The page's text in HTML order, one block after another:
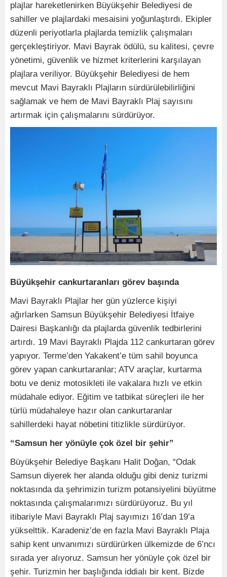
plajlar hareketlenirken Büyükşehir Belediyesi de
sahiller ve plajlardaki mesaisini yoğunlaştırdı. Ekipler
düzenli periyotlarla plajlarda temizlik çalışmaları
gerçekleştiriyor. Mavi Bayrak ödülü, su kalitesi, çevre
yönetimi, güvenlik ve hizmet kriterlerini karşılayan
plajlara veriliyor. Büyükşehir Belediyesi de hem
mevcut Mavi Bayraklı Plajların sürdürülebilirliğini
sağlamak ve hem de Mavi Bayraklı Plaj sayısını
artırmak için çalışmalarını sürdürüyor.
Büyükşehir cankurtaranları görev başında
Mavi Bayraklı Plajlar her gün yüzlerce kişiyi
ağırlarken Samsun Büyükşehir Belediyesi İtfaiye
Dairesi Başkanlığı da plajlarda güvenlik tedbirlerini
artırdı. 19 Mavi Bayraklı Plajda 112 cankurtaran görev
yapıyor. Terme’den Yakakent’e tüm sahil boyunca
görev yapan cankurtaranlar; ATV araçlar, kurtarma
botu ve deniz motosikleti ile vakalara hızlı ve etkin
müdahale ediyor. Eğitim ve tatbikat süreçleri ile her
türlü müdahaleye hazır olan cankurtaranlar
sahillerdeki hayat nöbetini titizlikle sürdürüyor.
“Samsun her yönüyle çok özel bir şehir”
Büyükşehir Belediye Başkanı Halit Doğan, “Odak
Samsun diyerek her alanda olduğu gibi deniz turizmi
noktasında da şehrimizin turizm potansiyelini büyütme
noktasında çalışmalarımızı sürdürüyoruz. Bu yıl
itibariyle Mavi Bayraklı Plaj sayımızı 16’dan 19’a
yükselttik. Karadeniz’de en fazla Mavi Bayraklı Plaja
sahip kent unvanımızı sürdürürken ülkemizde de 6’ncı
sırada yer alıyoruz. Samsun her yönüyle çok özel bir
şehir. Turizmin her başlığında iddialı bir kent. Bizde